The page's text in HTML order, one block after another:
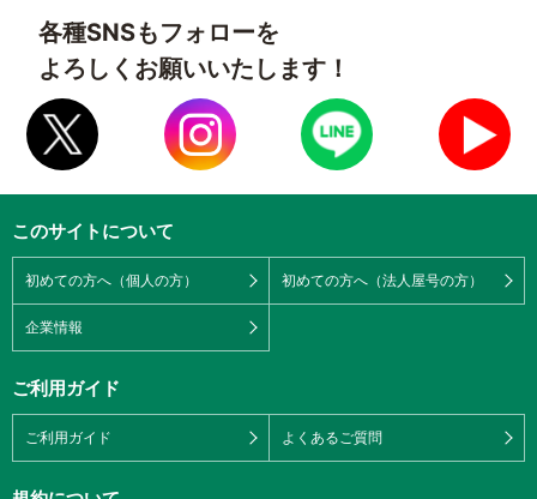
各種SNSもフォローを
よろしくお願いいたします！
このサイトについて
初めての方へ（個人の方） 初めての方へ（法人屋号の方）
企業情報
ご利用ガイド
ご利用ガイド よくあるご質問